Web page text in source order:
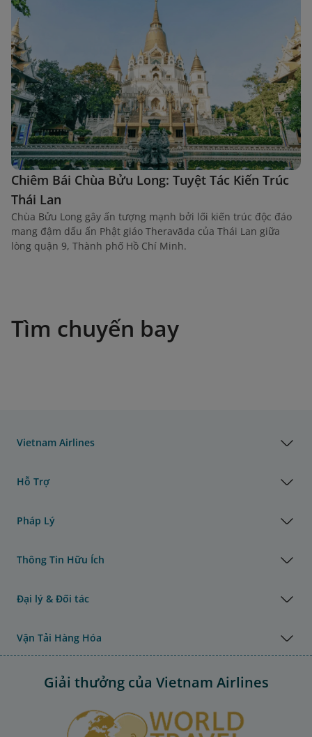
Chiêm Bái Chùa Bửu Long: Tuyệt Tác Kiến Trúc
Thái Lan
Chùa Bửu Long gây ấn tượng mạnh bởi lối kiến trúc độc đáo
mang đậm dấu ấn Phật giáo Theravāda của Thái Lan giữa
lòng quận 9, Thành phố Hồ Chí Minh.
Tìm chuyến bay
Vietnam Airlines
Hỗ Trợ
Pháp Lý
Thông Tin Hữu Ích
Đại lý & Đối tác
Vận Tải Hàng Hóa
Giải thưởng của Vietnam Airlines